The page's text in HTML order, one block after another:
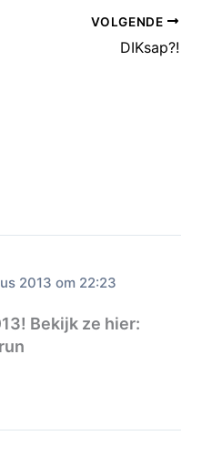
VOLGENDE
DIKsap?!
2013 om 22:23
Bekijk ze hier: